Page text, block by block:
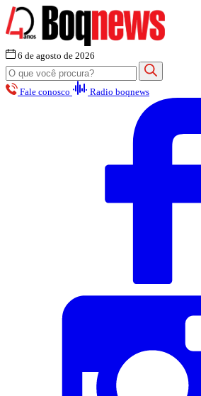
6 de agosto de 2026
Fale conosco Radio boqnews